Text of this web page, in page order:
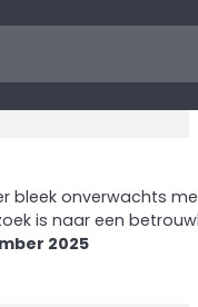
bleek onverwachts
is naar een
2025